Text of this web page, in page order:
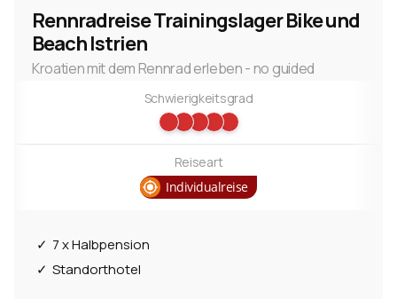
Rennradreise Trainingslager Bike und
Beach Istrien
Kroatien mit dem Rennrad erleben - no guided
Schwierigkeitsgrad
Reiseart
Individualreise
7 x Halbpension
Standorthotel